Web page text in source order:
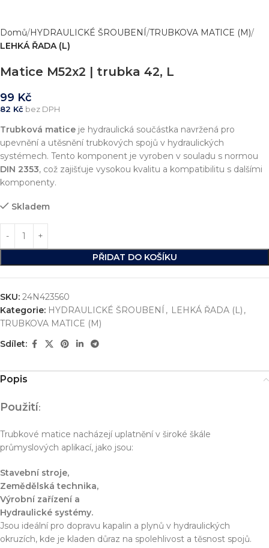
Domů HYDRAULICKÉ ŠROUBENÍ TRUBKOVA MATICE (M)
LEHKÁ ŘADA (L)
Matice M52x2 | trubka 42, L
99 Kč
82 Kč bez DPH
Trubková matice je hydraulická součástka navržená pro
upevnění a utěsnění trubkových spojů v hydraulických
systémech. Tento komponent je vyroben v souladu s normou
DIN 2353, což zajišťuje vysokou kvalitu a kompatibilitu s dalšími
komponenty.
Skladem
PŘIDAT DO KOŠÍKU
SKU: 24N423560
Kategorie: HYDRAULICKÉ ŠROUBENÍ , LEHKÁ ŘADA (L) ,
TRUBKOVA MATICE (M)
Sdílet:
Popis
Použití:
Trubkové matice nacházejí uplatnění v široké škále
průmyslových aplikací, jako jsou:
Stavební stroje,
Zemědělská technika,
Výrobní zařízení a
Hydraulické systémy.
Jsou ideální pro dopravu kapalin a plynů v hydraulických
okruzích, kde je kladen důraz na spolehlivost a těsnost spojů.